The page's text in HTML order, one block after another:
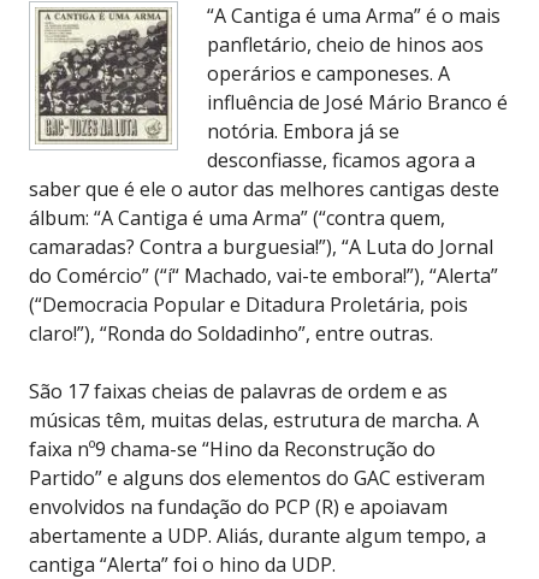
“A Cantiga é uma Arma” é o mais
panfletário, cheio de hinos aos
operários e camponeses. A
influência de José Mário Branco é
notória. Embora já se
desconfiasse, ficamos agora a
saber que é ele o autor das melhores cantigas deste
álbum: “A Cantiga é uma Arma” (“contra quem,
camaradas? Contra a burguesia!”), “A Luta do Jornal
do Comércio” (“í“ Machado, vai-te embora!”), “Alerta”
(“Democracia Popular e Ditadura Proletária, pois
claro!”), “Ronda do Soldadinho”, entre outras.
São 17 faixas cheias de palavras de ordem e as
músicas têm, muitas delas, estrutura de marcha. A
faixa nº9 chama-se “Hino da Reconstrução do
Partido” e alguns dos elementos do GAC estiveram
envolvidos na fundação do PCP (R) e apoiavam
abertamente a UDP. Aliás, durante algum tempo, a
cantiga “Alerta” foi o hino da UDP.